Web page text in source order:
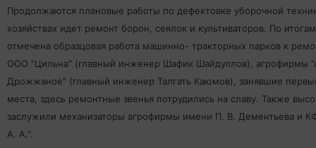
Продолжаются плановые работы по дефектовке уборочной
хозяйствах идет ремонт борон, сеялок и культиваторов. По
отмечена образцовая работа машинно- тракторных парков к
ООО "Цильна" (главный инженер Шафик Шайдуллов), агрофирмы
Дрожжаное" (главный инженер Талгать Каюмов), занявшие
места, здесь ремонтные звенья потрудились на славу. Также
заслужили механизаторы агрофирмы имени П. В. Дементьева и
А. А.".